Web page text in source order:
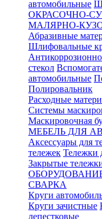
автомобильные
ОКРАСОЧНО-
МАЛЯРНО-
Абразивные
Шлифовальные
стекол
автомобильные
Полировальник
Расходные
Системы
Маскировочная
МЕБЕЛЬ ДЛЯ
Аксессуары для
тележек Тележки
Закрытые
СВАРКА
Круги
Круги зачистные
лепестковые